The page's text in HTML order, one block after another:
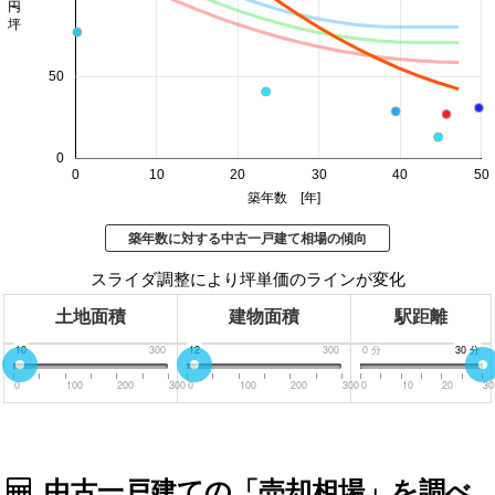
0 10 20 30 40 50
0
50
築年数 [年]
築年数に対する中古一戸建て相場の傾向
スライダ調整により坪単価のラインが変化
土地面積 建物面積 駅距離
0 300
10
0 100 200 300
0 300
12
0 100 200 300
0 分 30 分
30 分
0 10 20 30